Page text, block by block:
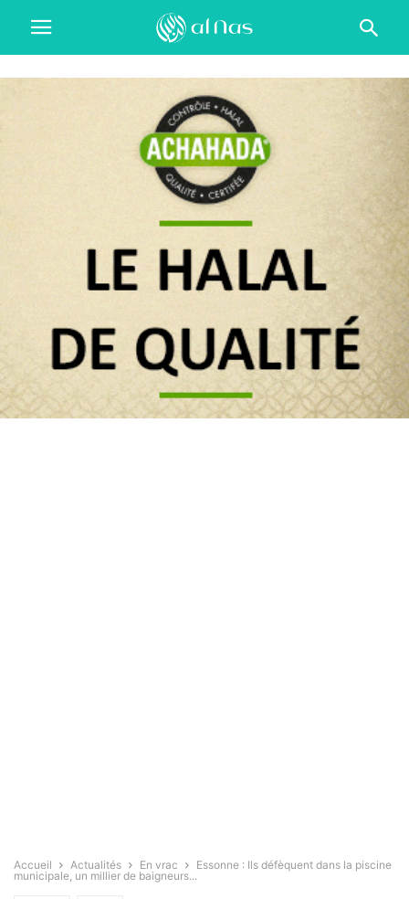
Accueil Actualités En vrac
Essonne : Ils défèquent dans la piscine
municipale, un millier de baigneurs...